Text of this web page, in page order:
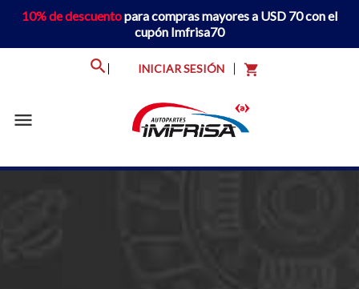
10% de descuentopara compras mayores a USD 70 con el
cupón Imfrisa70
INICIAR SESIÓN shopping_cart
menu